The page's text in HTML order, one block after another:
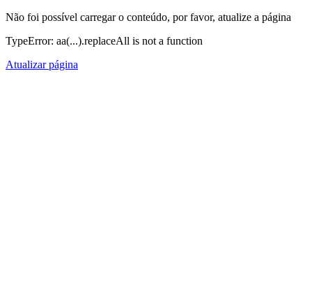
Não foi possível carregar o conteúdo, por favor, atualize a página
TypeError: aa(...).replaceAll is not a function
Atualizar página